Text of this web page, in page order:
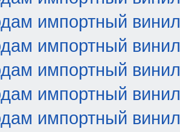
импортный винил
импортный винил
импортный винил
импортный винил
импортный винил